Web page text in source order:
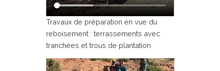
Travaux de préparation en vue du
reboisement : terrassements avec
tranchées et trous de plantation